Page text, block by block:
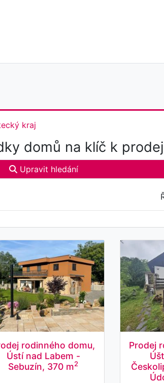
kraj
domů na klíč k
Upravit hledání
rodinného domu,
Ústí nad Labem -
Sebuzín, 370 m2
Prodej